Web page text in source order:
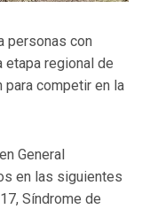
personas con
etapa regional de
para competir en la
General
en las siguientes
Síndrome de